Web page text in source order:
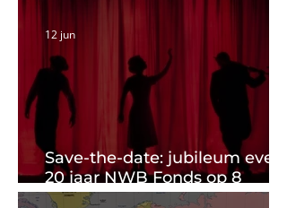
Save-the-date: jubileum event
20 jaar NWB Fonds op 8
oktober a.s.
12 jun